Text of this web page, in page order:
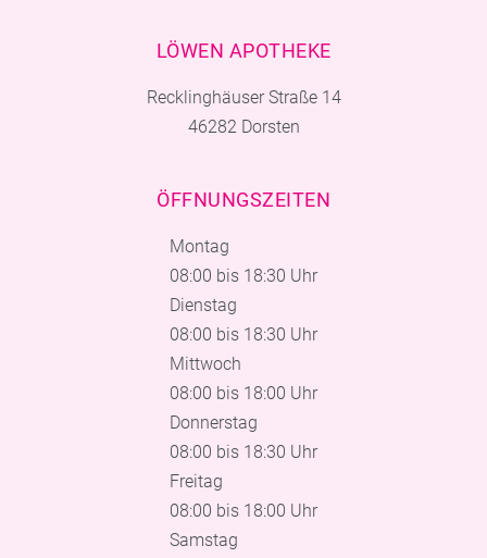
LÖWEN APOTHEKE
Recklinghäuser Straße 14
46282 Dorsten
ÖFFNUNGSZEITEN
Montag
08:00 bis 18:30 Uhr
Dienstag
08:00 bis 18:30 Uhr
Mittwoch
08:00 bis 18:00 Uhr
Donnerstag
08:00 bis 18:30 Uhr
Freitag
08:00 bis 18:00 Uhr
Samstag